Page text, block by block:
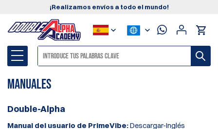
¡Realizamos envíos a todo el mundo!
Manuales
Double-Alpha
Manual del usuario de PrimeVibe:Descargar-Inglés